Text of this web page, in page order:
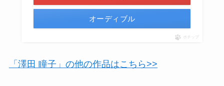
オーディブル
ポチップ
「澤田 瞳子」の他の作品はこちら>>